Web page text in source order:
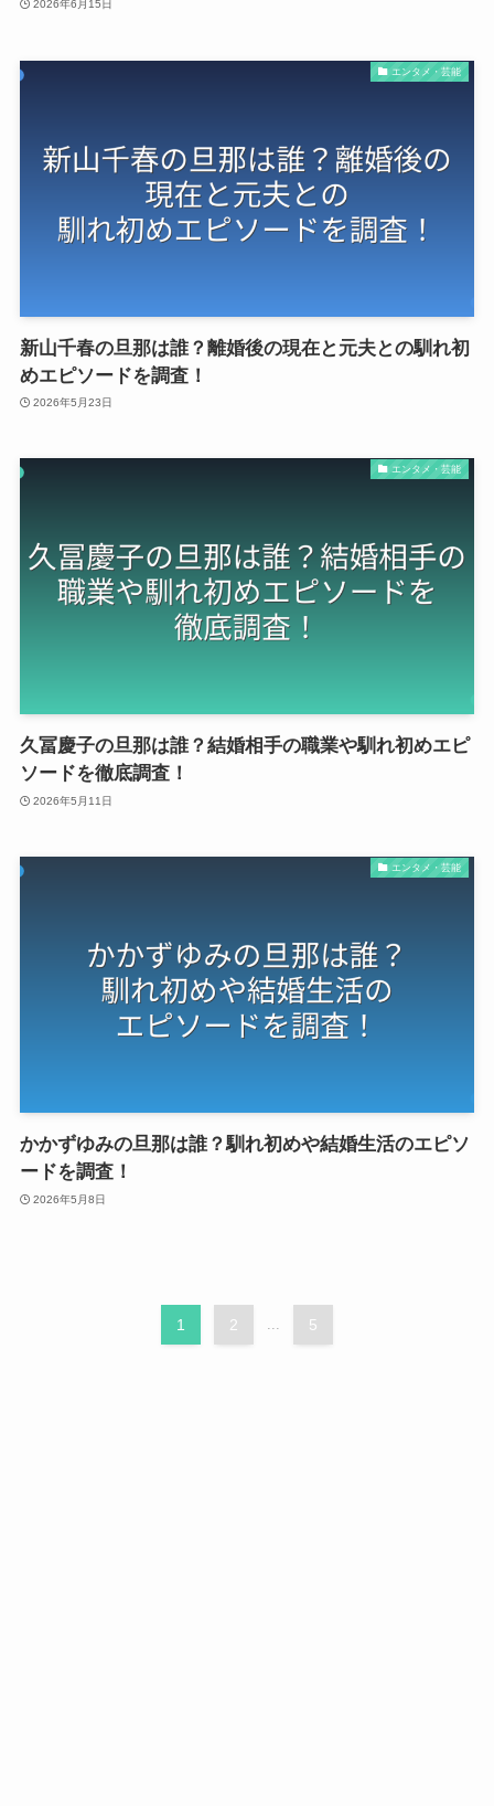
2026年6月15日
エンタメ・芸能
新山千春の旦那は誰？離婚後の現在と元夫との馴れ初
めエピソードを調査！
2026年5月23日
エンタメ・芸能
久冨慶子の旦那は誰？結婚相手の職業や馴れ初めエピ
ソードを徹底調査！
2026年5月11日
エンタメ・芸能
かかずゆみの旦那は誰？馴れ初めや結婚生活のエピソ
ードを調査！
2026年5月8日
1 2 ... 5